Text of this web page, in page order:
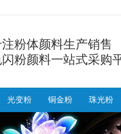
粉体颜料生产销售
粉颜料一站式采购
光变粉 铜金粉 珠光粉